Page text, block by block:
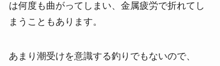
は何度も曲がってしまい、金属疲労で折れてし
まうこともあります。
あまり潮受けを意識する釣りでもないので、